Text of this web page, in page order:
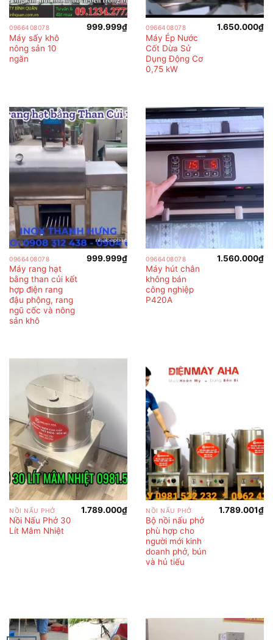
0966408078
Máy sấy khô
nông sản 10
ngăn
999.999₫ 0966408078
Máy Ép Nước
Cốt Dừa Sử
Dụng Động Cơ
0,75 kW
1.650.000₫
0966408078
Máy rang hạt
bằng than củi kết
hợp điện rang
đậu phộng, rang
ngũ cốc và nông
sản khô
999.999₫ 0966408078
Máy hút chân
không bán
công nghiệp
P420A
1.560.000₫
NỒI NẤU PHỞ
Nồi Nấu Phở 30
Lít Mâm Nhiệt
1.789.000₫ NỒI NẤU PHỞ
Bộ nồi nấu phở
phù hợp cho
người mới kinh
doanh phở, bún
và hủ tiếu
1.789.001₫